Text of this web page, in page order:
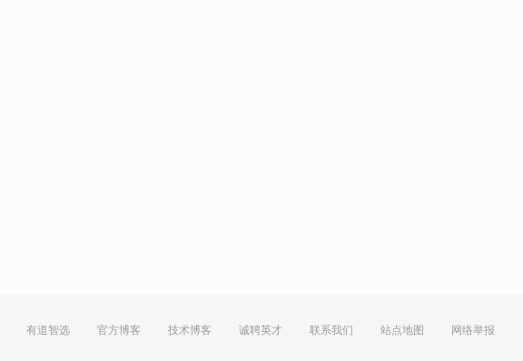
有道智选 官方博客 技术博客 诚聘英才 联系我们 站点地图 网络举报